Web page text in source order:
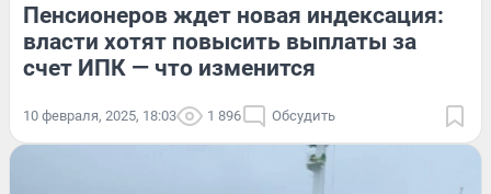
Пенсионеров ждет новая индексация:
власти хотят повысить выплаты за
счет ИПК — что изменится
10 февраля, 2025, 18:03 1 896 Обсудить